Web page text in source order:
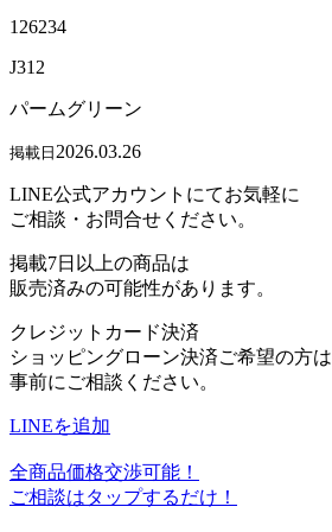
126234
J312
パームグリーン
掲載日 2026.03.26
LINE公式アカウントにてお気軽に
ご相談・お問合せください。
掲載7日以上の商品は
販売済みの可能性があります。
クレジットカード決済
ショッピングローン決済ご希望の方は
事前にご相談ください。
LINEを追加
全商品価格交渉可能！
ご相談はタップするだけ！